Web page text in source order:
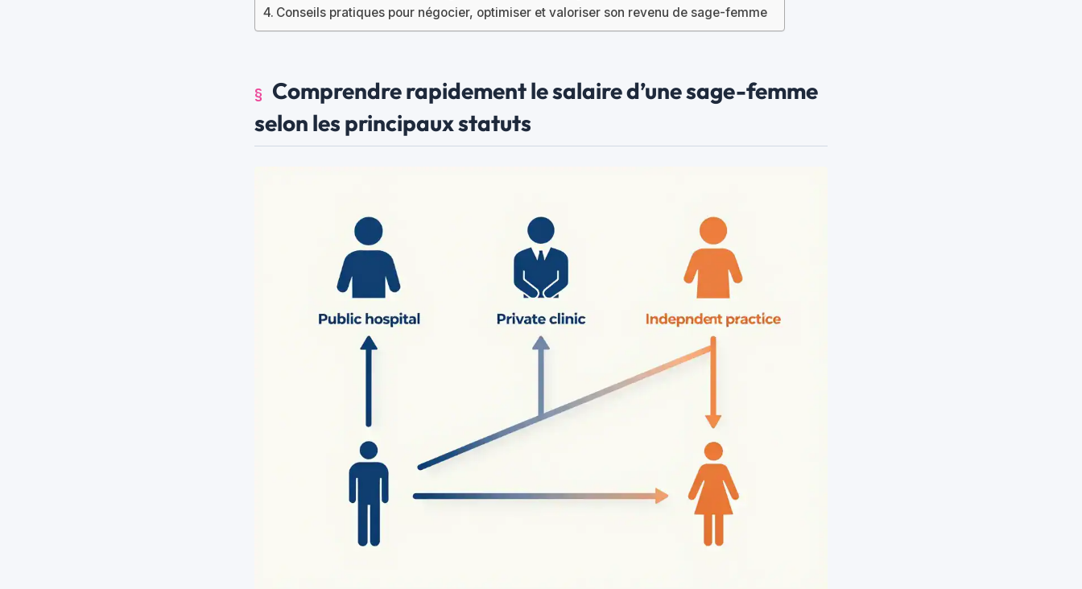
Conseils pratiques pour négocier, optimiser et valoriser son revenu de sage-femme
Comprendre rapidement le salaire d’une sage-femme
selon les principaux statuts